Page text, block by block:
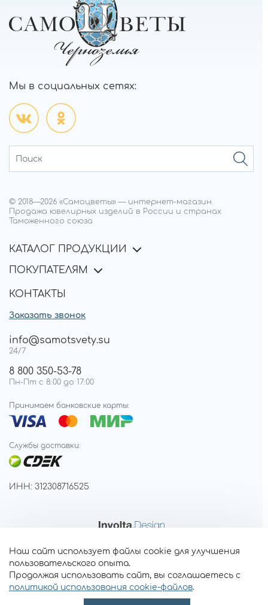
Мы в социальных сетях:
© 2018—2026 «Самоцветы» — интернет-магазин.
Продажа ювелирных изделий в России и странах
Таможенного союза
КАТАЛОГ ПРОДУКЦИИ
ПОКУПАТЕЛЯМ
КОНТАКТЫ
Заказать звонок
info@samotsvety.su
24/7
8 800 350-53-78
Пн-Пт с 8:00 до 17:00
Принимаем банковские карты:
Службы доставки:
ИНН: 312308716525
Наш сайт использует файлы cookie для улучшения
пользовательского опыта.
Продолжая использовать сайт, вы соглашаетесь с
политикой использования cookie-файлов.